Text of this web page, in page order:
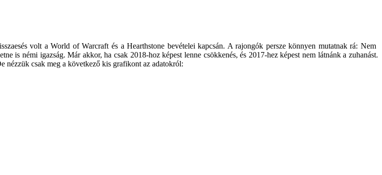
volt a World of Warcraft és a Hearthstone bevételei kapcsán. A rajongók persze könnyen mutatnak rá: Nem
is némi igazság. Már akkor, ha csak 2018-hoz képest lenne csökkenés, és 2017-hez képest nem látnánk a zuhanást.
csak meg a következő kis grafikont az adatokról: